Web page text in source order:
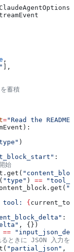
,
],
蓄積
="Read the
)
:
始
"type" ) ==
tool: {
:
, {})
==
ときに JSON 入力を
"partial_json" ,